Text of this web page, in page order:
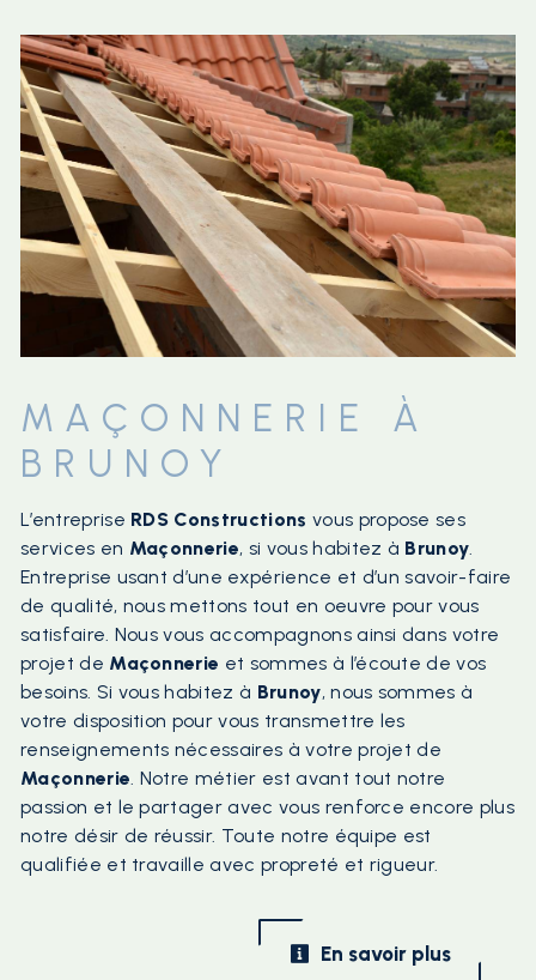
MAÇONNERIE À
BRUNOY
L’entreprise RDS Constructions vous propose ses
services en Maçonnerie, si vous habitez à Brunoy
Entreprise usant d’une expérience et d’un savoir-faire
de qualité, nous mettons tout en oeuvre pour vous
satisfaire. Nous vous accompagnons ainsi dans votre
projet de Maçonnerie et sommes à l’écoute de vos
besoins. Si vous habitez à Brunoy, nous sommes à
votre disposition pour vous transmettre les
renseignements nécessaires à votre projet de
Maçonnerie . Notre métier est avant tout notre
passion et le partager avec vous renforce encore plus
notre désir de réussir. Toute notre équipe est
qualifiée et travaille avec propreté et rigueur.
En savoir plus